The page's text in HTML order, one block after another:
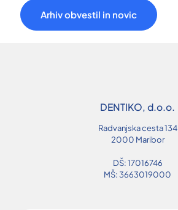
Arhiv obvestil in novic
DENTIKO, d.o.o.
Radvanjska cesta 134
2000 Maribor
DŠ: 17016746
MŠ: 3663019000